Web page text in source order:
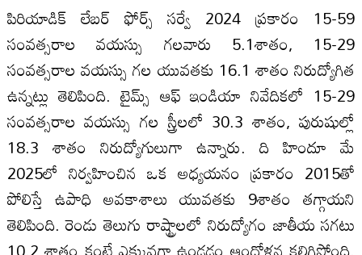
పిరియాడిక్‌ లేబర్‌ ఫోర్స్‌ సర్వే 2024 ప్రకారం 15-59
సంవత్సరాల వయస్సు గలవారు 5.1శాతం, 15-29
సంవత్సరాల వయస్సు గల యువతకు 16.1 శాతం నిరుద్యోగిత
ఉన్నట్లు తెలిపింది. టైమ్స్‌ ఆఫ్‌ ఇండియా నివేదికలో 15-29
సంవత్సరాల వయస్సు గల స్త్రీలలో 30.3 శాతం, పురుషుల్లో
18.3 శాతం నిరుద్యోగులుగా ఉన్నారు. ది హిందూ మే
2025లో నిర్వహించిన ఒక అధ్యయనం ప్రకారం 2015తో
పోలిస్తే ఉపాధి అవకాశాలు యువతకు 9శాతం తగ్గాయని
తెలిపింది. రెండు తెలుగు రాష్ట్రాలలో నిరుద్యోగం జాతీయ సగటు